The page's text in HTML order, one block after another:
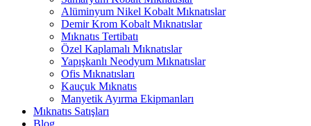
Alüminyum Nikel Kobalt Mıknatıslar
Demir Krom Kobalt Mıknatıslar
Mıknatıs Tertibatı
Özel Kaplamalı Mıknatıslar
Yapışkanlı Neodyum Mıknatıslar
Ofis Mıknatısları
Kauçuk Mıknatıs
Manyetik Ayırma Ekipmanları
Mıknatıs Satışları
Blog